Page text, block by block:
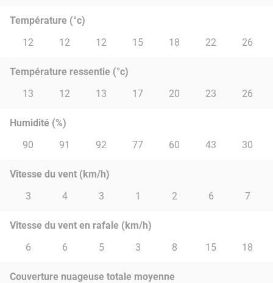
Température (°c)
12
12 12 15 18 22 26
Température ressentie (°c)
13
12 13 17 20 23 26
Humidité (%)
90
91 92 77 60 43 30
Vitesse du vent (km/h)
3
4 3 1 2 6 7
Vitesse du vent en rafale (km/h)
6
6 5 3 8 15 18
Couverture nuageuse totale moyenne